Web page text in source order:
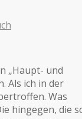
„Haupt- und
Als ich in der
Was
hingegen, die